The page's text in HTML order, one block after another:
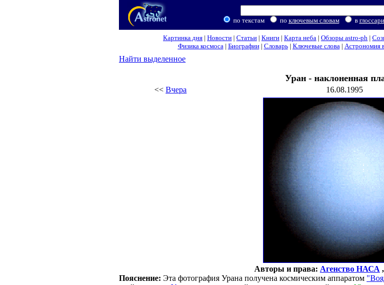
по текстам по ключевым словам в
Картинка дня | Новости | Статьи | Книги | Карта неба | Обзоры astro-ph |
Физика космоса| Биографии| Словарь| Ключевые слова| Астрономия
Найти выделенное
Уран - наклоненная
<< Вчера 16.08.1995
Авторы и права: Агенство НАСА ,
Пояснение: Эта фотография Урана получена космическим аппаратом